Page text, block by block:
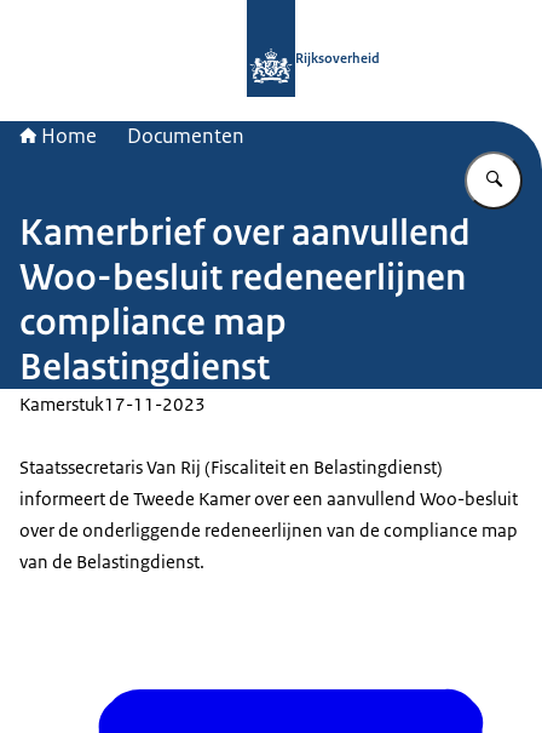
Rijksoverheid
Home Documenten
Kamerbrief over aanvullend
Woo-besluit redeneerlijnen
compliance map
Belastingdienst
Kamerstuk17-11-2023
Staatssecretaris Van Rij (Fiscaliteit en Belastingdienst)
informeert de Tweede Kamer over een aanvullend Woo-besluit
over de onderliggende redeneerlijnen van de compliance map
van de Belastingdienst.